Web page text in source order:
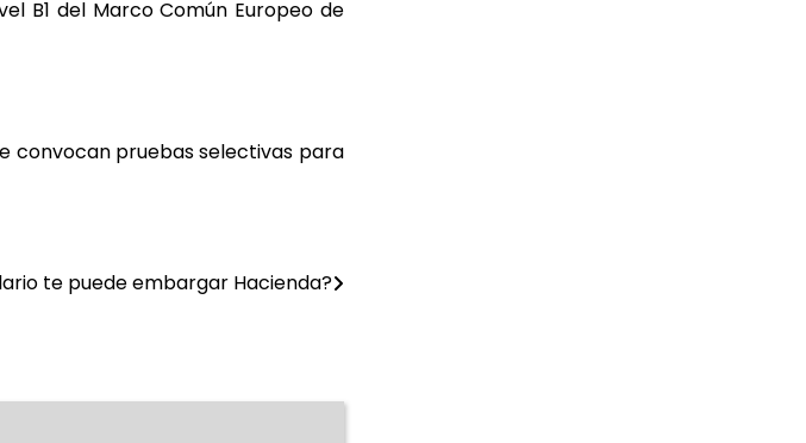
B1 del Marco Común Europeo de
convocan pruebas selectivas para
te puede embargar Hacienda?